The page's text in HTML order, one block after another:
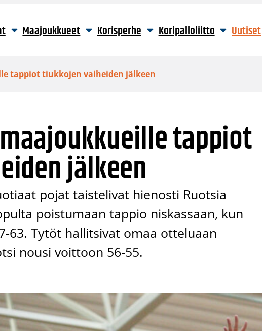
Maajoukkueet Korisperhe Koripalloliitto Uutiset
tappiot tiukkojen vaiheiden jälkeen
tappiot
jälkeen
pojat taistelivat hienosti Ruotsia
poistumaan tappio niskassaan, kun
63. Tytöt hallitsivat omaa otteluaan
nousi voittoon 56-55.